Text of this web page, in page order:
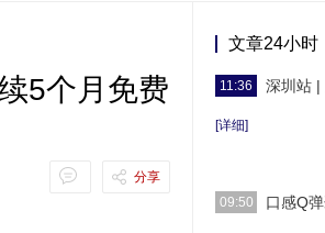
5个月免费
分享
文章24小时
11:36
[详细]
09:50